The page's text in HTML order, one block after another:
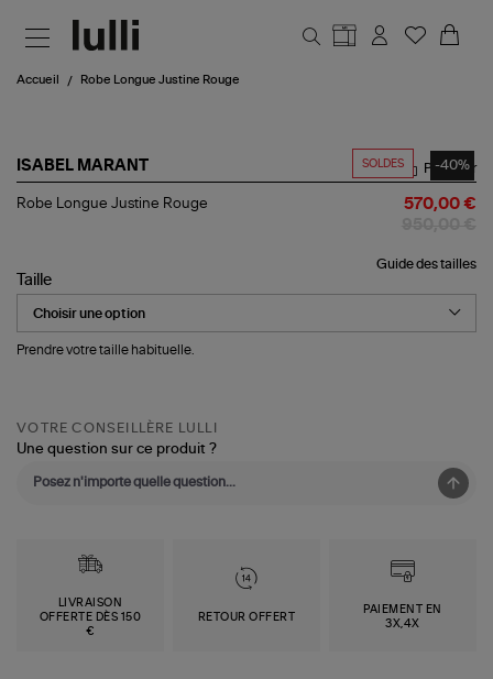
Accueil Robe Longue Justine Rouge
SOLDES -40%
ISABEL MARANT
Robe
Partager
Robe Longue Justine Rouge 570,00 €
Guide des tailles
Taille
Prendre votre taille habituelle.
VOTRE CONSEILLÈRE LULLI
Une question sur ce produit ?
LIVRAISON
OFFERTE DÈS 150
€
RETOUR OFFERT
PAIEMENT EN
3X,4X